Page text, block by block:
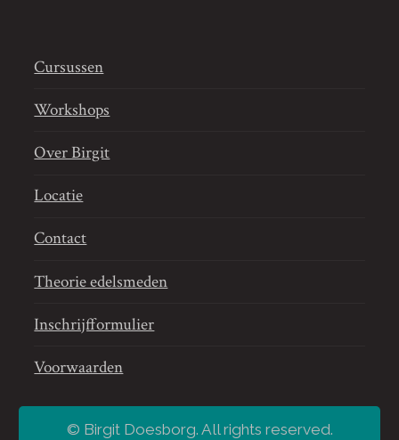
Cursussen
Workshops
Over Birgit
Locatie
Contact
Theorie edelsmeden
Inschrijfformulier
Voorwaarden
© Birgit Doesborg. All rights reserved.